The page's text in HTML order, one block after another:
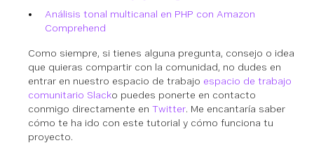
Análisis tonal multicanal en PHP con Amazon
Comprehend
Como siempre, si tienes alguna pregunta, consejo o idea
que quieras compartir con la comunidad, no dudes en
entrar en nuestro espacio de trabajo espacio de trabajo
comunitario Slacko puedes ponerte en contacto
conmigo directamente en Twitter. Me encantaría saber
cómo te ha ido con este tutorial y cómo funciona tu
proyecto.